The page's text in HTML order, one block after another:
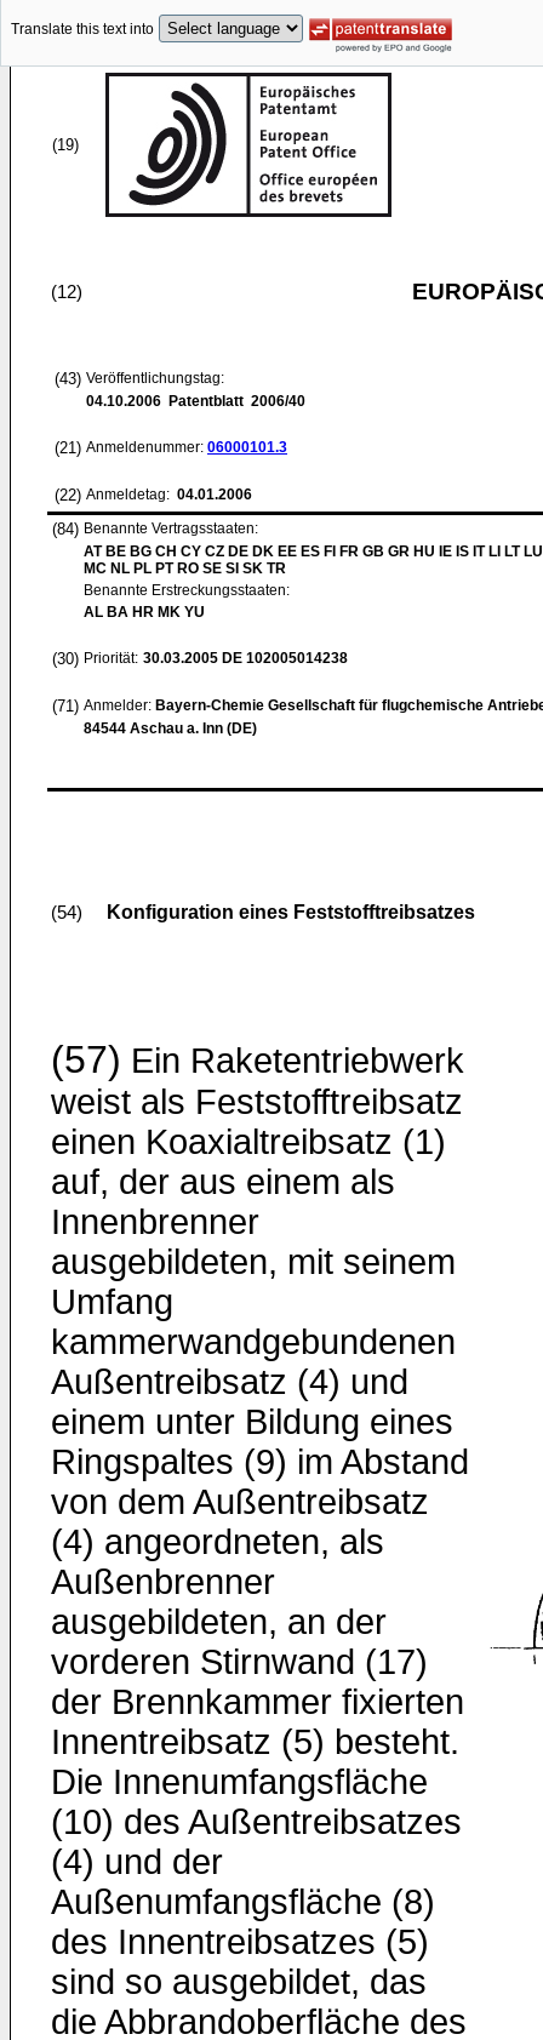
Translate this text into
(19)
(12)
(43) Veröffentlichungstag:
04.10.2006 Patentblatt 2006/40
(21) Anmeldenummer: 06000101.3
(22) Anmeldetag: 04.01.2006
(84) Benannte Vertragsstaaten:
AT BE BG CH CY CZ DE DK EE ES FI FR GB GR HU IE IS IT LI LT
MC NL PL PT RO SE SI SK TR
Benannte Erstreckungsstaaten:
AL BA HR MK YU
(30) Priorität: 30.03.2005 DE 102005014238
(71) Anmelder: Bayern-Chemie Gesellschaft für flugchemische
84544 Aschau a. Inn (DE)
(54) Konfiguration eines Feststofftreibsatzes
(57) Ein Raketentriebwerk
weist als Feststofftreibsatz
einen Koaxialtreibsatz (1)
auf, der aus einem als
Innenbrenner
ausgebildeten, mit seinem
Umfang
kammerwandgebundenen
Außentreibsatz (4) und
einem unter Bildung eines
Ringspaltes (9) im Abstand
von dem Außentreibsatz
(4) angeordneten, als
Außenbrenner
ausgebildeten, an der
vorderen Stirnwand (17)
der Brennkammer fixierten
Innentreibsatz (5) besteht.
Die Innenumfangsfläche
(10) des Außentreibsatzes
(4) und der
Außenumfangsfläche (8)
des Innentreibsatzes (5)
sind so ausgebildet, das
die Abbrandoberfläche des